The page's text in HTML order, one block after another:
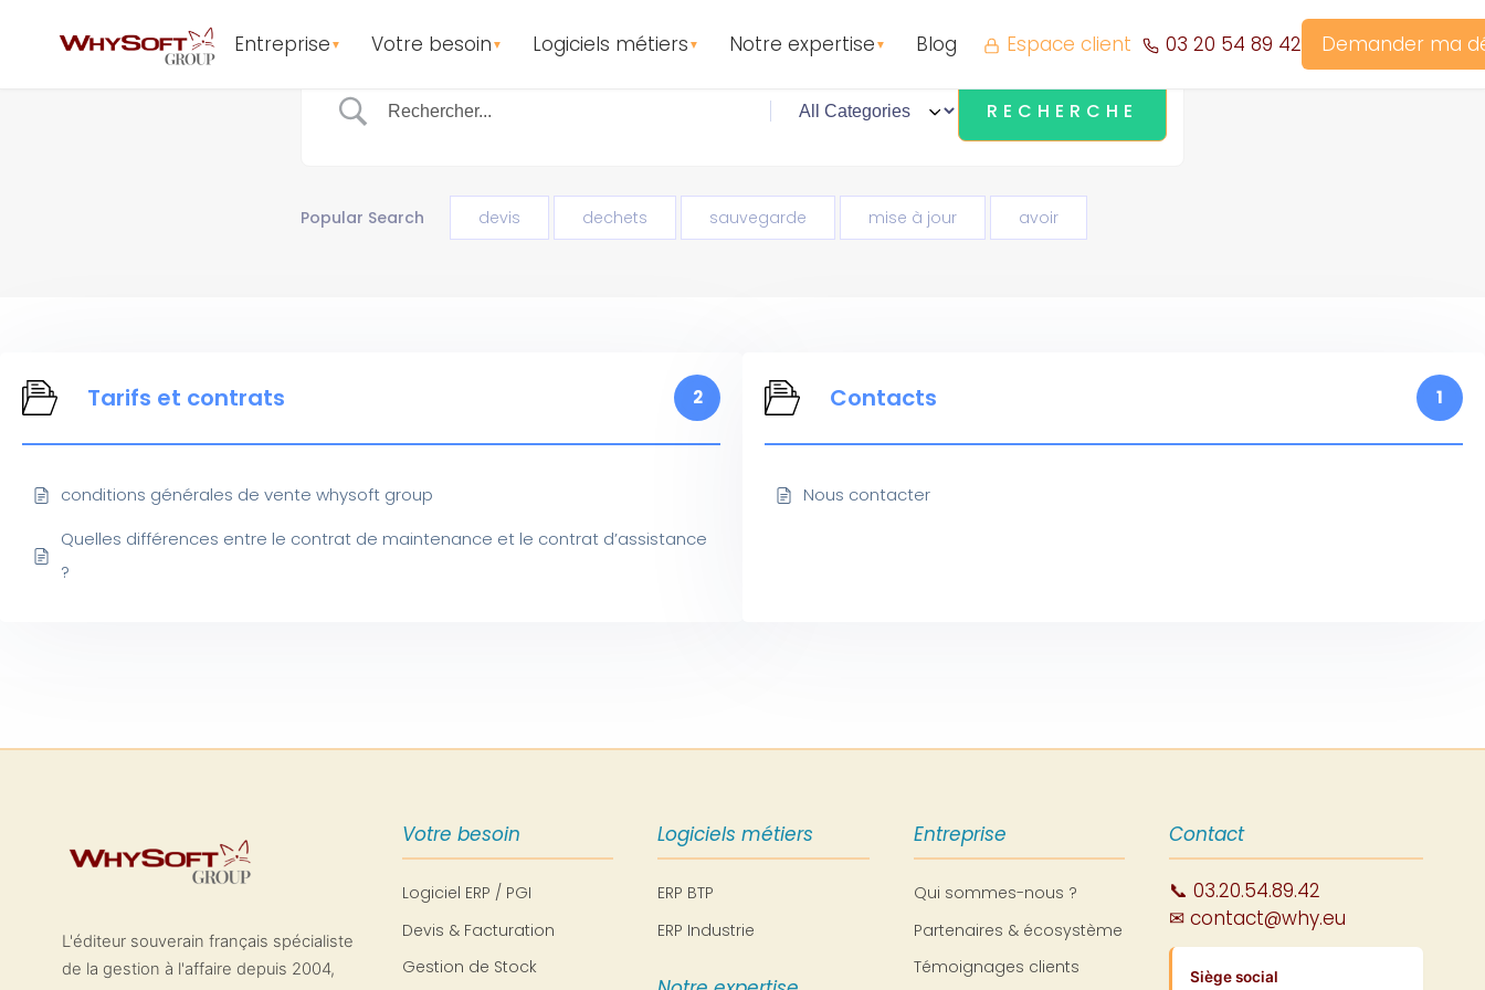
Entreprise ▼ Votre besoin ▼ Logiciels métiers ▼ Notre expertise ▼ Blog Espace client 03 20 54 89 42 Demander ma
Popular Search devis dechets sauvegarde mise à jour avoir
Tarifs et contrats 2
conditions générales de vente whysoft group
Quelles différences entre le contrat de maintenance et le contrat d’assistance
?
Contacts 1
Nous contacter
L'éditeur souverain français spécialiste
de la gestion à l'affaire depuis 2004,
Votre besoin
Logiciel ERP / PGI
Devis & Facturation
Gestion de Stock
Logiciels métiers
ERP BTP
ERP Industrie
Entreprise
Qui sommes-nous ?
Partenaires & écosystème
Témoignages clients
Contact
📞 03.20.54.89.42
✉ contact@why.eu
Siège social